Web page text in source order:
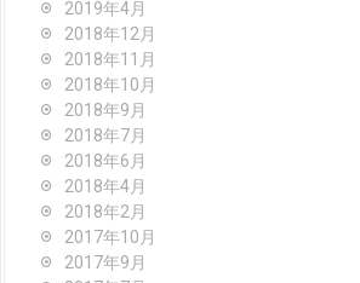
2019年4月
2018年12月
2018年11月
2018年10月
2018年9月
2018年7月
2018年6月
2018年4月
2018年2月
2017年10月
2017年9月